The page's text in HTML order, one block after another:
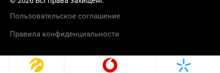
Пользовательское соглашение
Правила конфиденциальности